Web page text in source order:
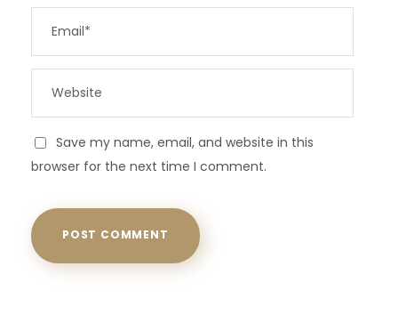
Save my name, email, and website in this
browser for the next time I comment.